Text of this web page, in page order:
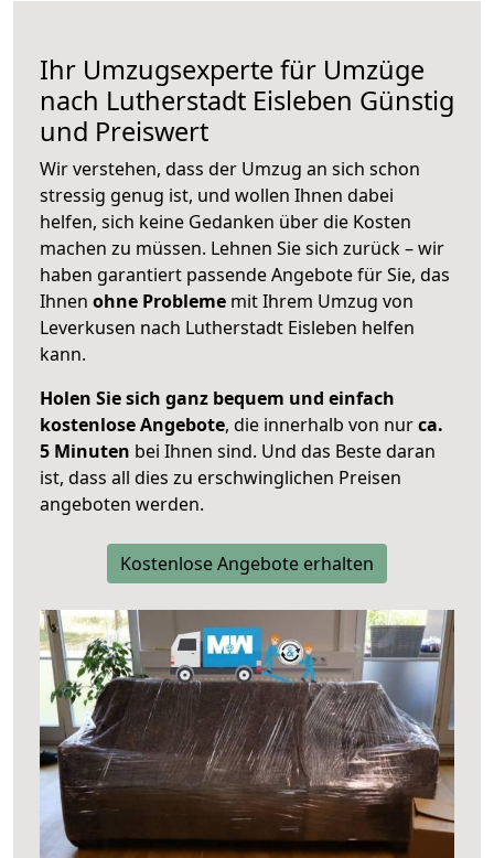
Ihr Umzugsexperte für Umzüge
nach Lutherstadt Eisleben Günstig
und Preiswert
Wir verstehen, dass der Umzug an sich schon
stressig genug ist, und wollen Ihnen dabei
helfen, sich keine Gedanken über die Kosten
machen zu müssen. Lehnen Sie sich zurück – wir
haben garantiert passende Angebote für Sie, das
Ihnen ohne Probleme mit Ihrem Umzug von
Leverkusen nach Lutherstadt Eisleben helfen
kann.
Holen Sie sich ganz bequem und einfach
kostenlose Angebote, die innerhalb von nurca.
5 Minuten bei Ihnen sind. Und das Beste daran
ist, dass all dies zu erschwinglichen Preisen
angeboten werden.
Kostenlose Angebote erhalten